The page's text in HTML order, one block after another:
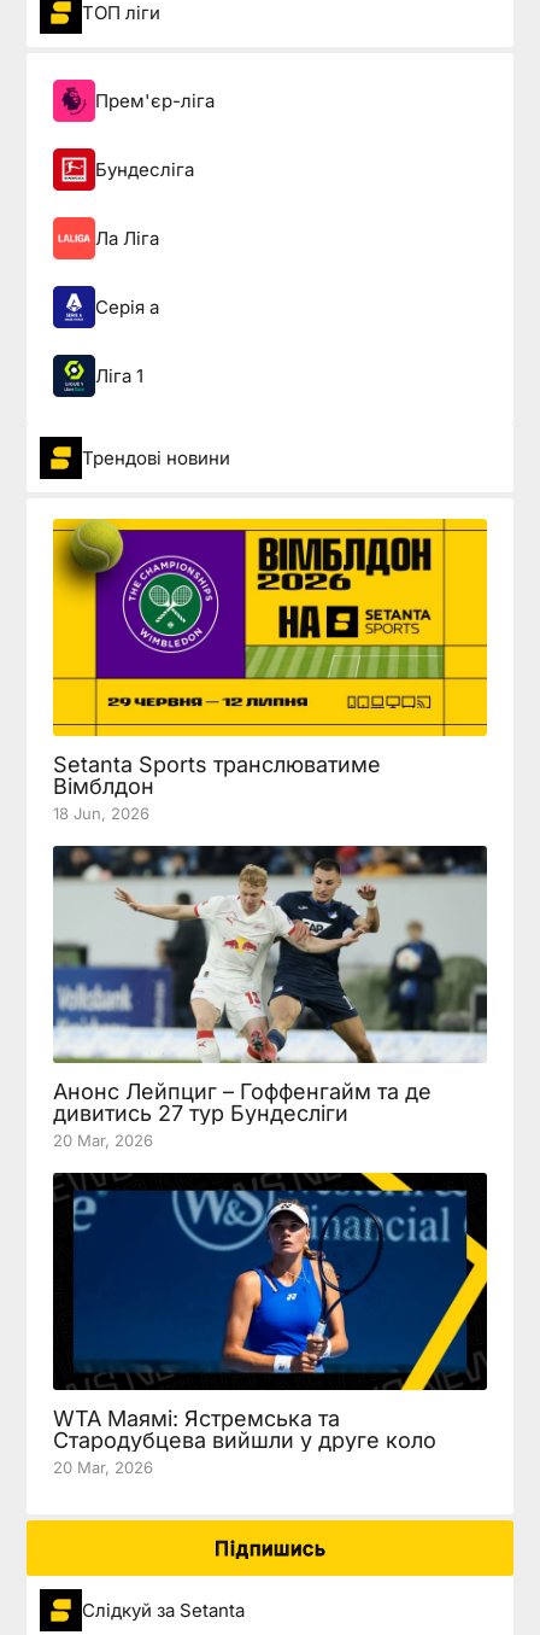
ТОП ліги
Прем'єр-ліга
Бундесліга
Ла Ліга
Серія а
Ліга 1
Трендові новини
Setanta Sports транслюватиме
Вімблдон
18 Jun, 2026
Анонс Лейпциг – Гоффенгайм та де
дивитись 27 тур Бундесліги
20 Mar, 2026
WTA Маямі: Ястремська та
Стародубцева вийшли у друге коло
20 Mar, 2026
Підпишись
Слідкуй за Setanta